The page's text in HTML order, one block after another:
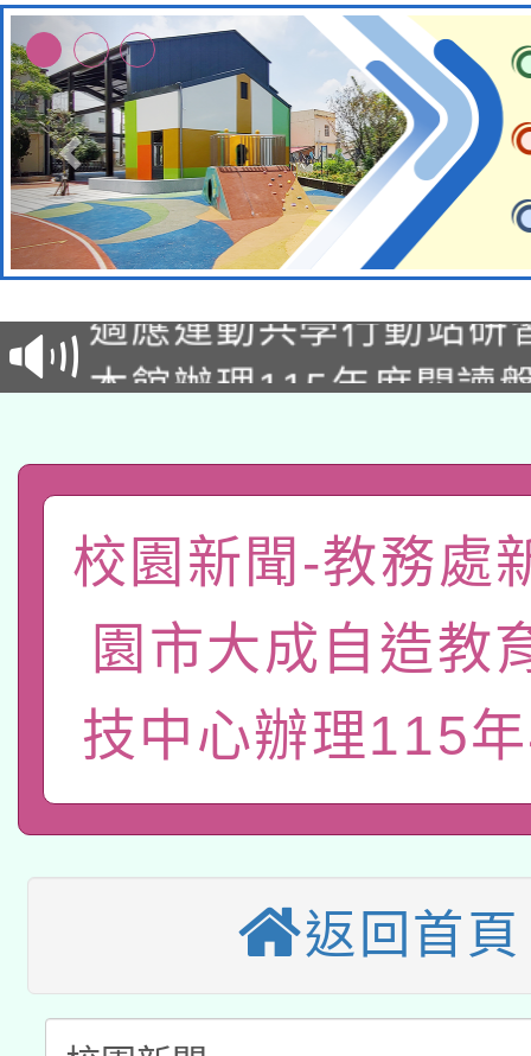
本校115學年度第2次
招甄選結果公告(無人
招)
本館辦理115年度閱讀
礎課程
A3數位素養講師名單
「數位內容與教學軟體
pilot」
薪期間赴陸應申請許可
轉知經濟部水利署委託
業技術研究院辦理「
用水績優單位及節水達
115年8月22日(星期六
本校115學年度第2次
招甄選結果公告(無人
適應運動共學行動站研
本館辦理115年度閱讀
暨閱讀推動專業研習
科技賦能─人工智慧
校園新聞-教務處
園市大成自造教
技中心辦理115
返回首頁